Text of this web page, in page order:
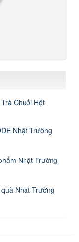
Chuối Hột
Nhật Trường
Nhật Trường
Nhật Trường